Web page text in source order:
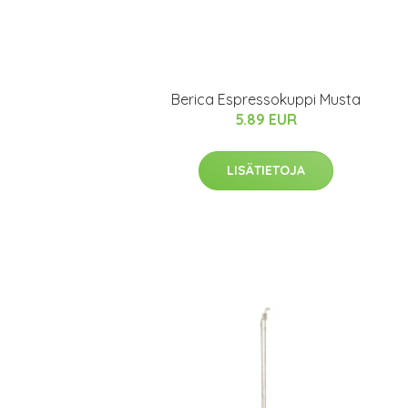
Berica Espressokuppi Musta
5.89 EUR
LISÄTIETOJA